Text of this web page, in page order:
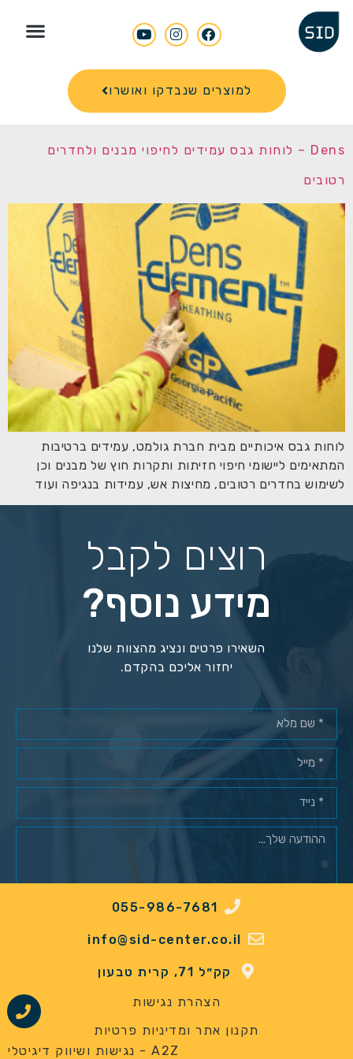
למוצרים שנבדקו ואושרו
Dens – לוחות גבס עמידים לחיפוי מבנים ולחדרים
רטובים
לוחות גבס איכותיים מבית חברת גולמט, עמידים ברטיבות
המתאימים ליישומי חיפוי חזיתות ותקרות חוץ של מבנים וכן
לשימוש בחדרים רטובים, מחיצות אש, עמידות בנגיפה ועוד
רוצים לקבל
מידע נוסף?
השאירו פרטים ונציג מהצוות שלנו
יחזור אליכם בהקדם.
מאשר/ת רישום למאגר לקוחות*
055-986-7681
info@sid-center.co.il
קק״ל 71, קרית טבעון
הצהרת נגישות
תקנון אתר ומדיניות פרטיות
A2Z - נגישות ושיווק דיגיטלי